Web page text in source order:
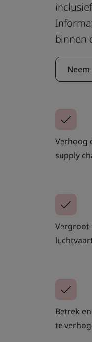
binnen
Verhoog
supply
Vergroot
Betrek
te